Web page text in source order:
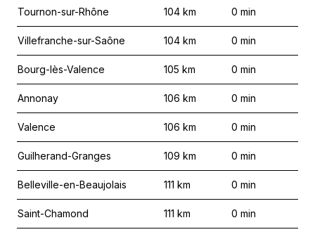
Tournon-sur-Rhône 104 km 0 min
Villefranche-sur-Saône 104 km 0 min
Bourg-lès-Valence 105 km 0 min
Annonay 106 km 0 min
Valence 106 km 0 min
Guilherand-Granges 109 km 0 min
Belleville-en-Beaujolais 111 km 0 min
Saint-Chamond 111 km 0 min